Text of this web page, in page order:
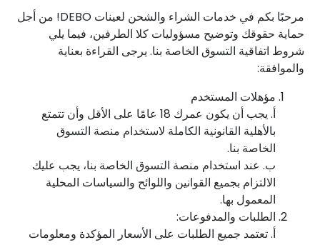
مرحبًا بكم في خدمات الشراء والشحن لعينات DEBO! من أجل
حماية حقوقك وتوضيح مسؤوليات كلا الطرفين، فيما يلي
شروط اتفاقية التسوق الخاصة بنا. يرجى القراءة بعناية
والموافقة:
مؤهلات المستخدم
أ. يجب أن يكون عمرك 18 عامًا على الأقل وأن تتمتع
بالأهلية القانونية الكاملة لاستخدام منصة التسوق
الخاصة بنا.
ب. عند استخدام منصة التسوق الخاصة بنا، يجب عليك
الالتزام بجميع القوانين واللوائح والسياسات المحلية
المعمول بها.
الطلبات والمدفوعات:
أ. تعتمد جميع الطلبات على الأسعار المؤكدة ومعلومات